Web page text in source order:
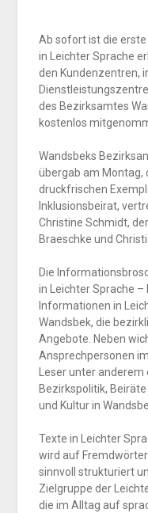
Ab sofort ist die
in Leichter Sprache
den Kundenzentren,
des Bezirksamtes
kostenlos
Wandsbeks
übergab am Montag,
druckfrischen
Inklusionsbeirat,
Christine Schmidt,
Braeschke und
Die
in Leichter Sprache –
Informationen in
Wandsbek, die
Angebote. Neben
Ansprechpersonen
Leser unter
Bezirkspolitik,
und Kultur in
Texte in Leichter
wird auf
sinnvoll strukturiert
Zielgruppe der
die im Alltag auf